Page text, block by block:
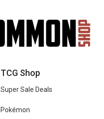
TCG Shop
Super Sale Deals
Pokémon